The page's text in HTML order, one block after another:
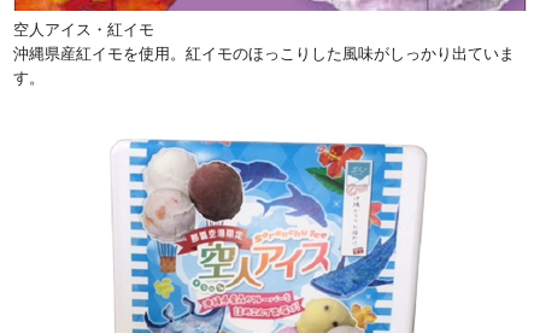
空人アイス・紅イモ
沖縄県産紅イモを使用。紅イモのほっこりした風味がしっかり出ていま
す。